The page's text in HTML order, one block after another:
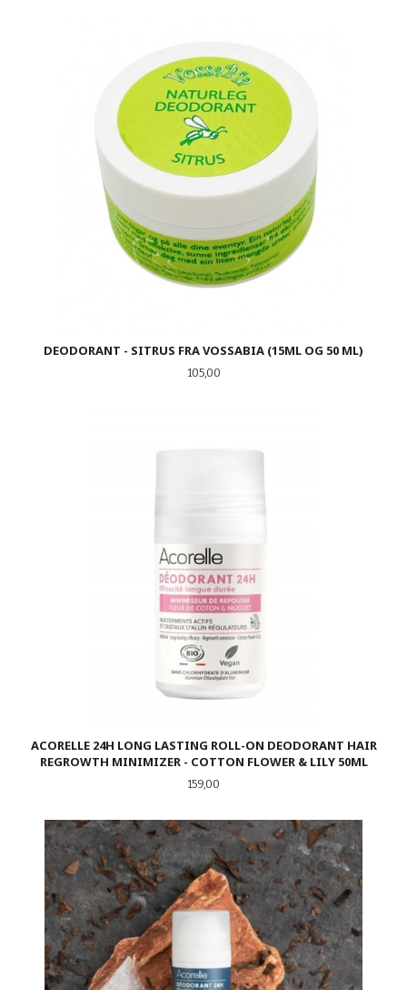
DEODORANT - SITRUS FRA VOSSABIA (15ML OG 50 ML)
Pris
105,00
ACORELLE 24H LONG LASTING ROLL-ON DEODORANT HAIR
REGROWTH MINIMIZER - COTTON FLOWER & LILY 50ML
Pris
159,00